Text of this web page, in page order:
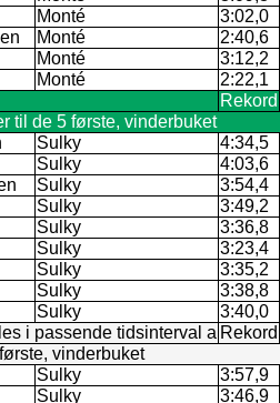
Monté 3:02,0
Monté 2:40,6
Monté 3:12,2
Monté 2:22,1
Rekord
til de 5 første, vinderbuket
Sulky 4:34,5
Sulky 4:03,6
Sulky 3:54,4
Sulky 3:49,2
Sulky 3:36,8
Sulky 3:23,4
Sulky 3:35,2
Sulky 3:38,8
Sulky 3:40,0
i passende tidsinterval a Rekord
vinderbuket
Sulky 3:57,9
Sulky 3:46,9